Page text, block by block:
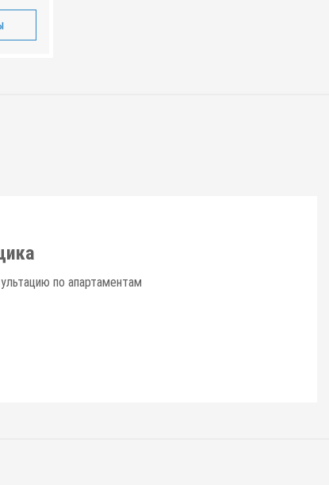
по апартаментам